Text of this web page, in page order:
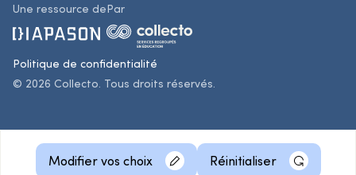
Modifier vos choix Réinitialiser
Une ressource dePar
Politique de confidentialité
© 2026 Collecto. Tous droits réservés.